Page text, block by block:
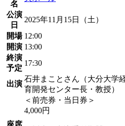
名
公演
日
2025年11月15日（土）
開場 12:00
開演 13:00
終演
予定
17:30
出演
石井まことさん（大分大学
育開発センター長・教授）
座席
＜前売券・当日券＞
4,000円